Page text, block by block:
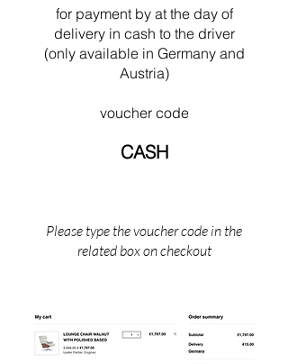
sin Cabanon i Saint Martin (det sydlige
Frankrig).
for payment by at the day of
delivery in cash to the driver
(only available in Germany and
Austria)
voucher code
CASH
Please type the voucher code in the
related box on checkout